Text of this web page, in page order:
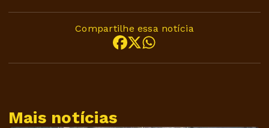
Compartilhe essa notícia
Mais notícias